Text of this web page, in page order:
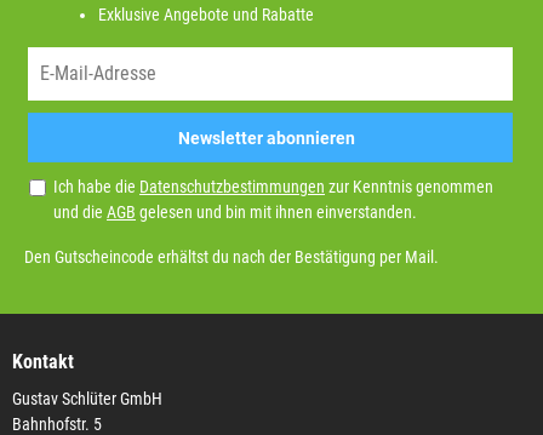
Exklusive Angebote und Rabatte
Newsletter abonnieren
Ich habe die Datenschutzbestimmungen zur Kenntnis genommen
und die AGB gelesen und bin mit ihnen einverstanden.
Den Gutscheincode erhältst du nach der Bestätigung per Mail.
Kontakt
Gustav Schlüter GmbH
Bahnhofstr. 5